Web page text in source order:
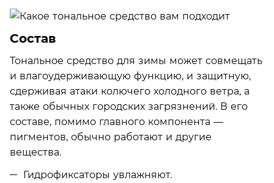
Состав
Тональное средство для зимы может совмещать
и влагоудерживающую функцию, и защитную,
сдерживая атаки колючего холодного ветра, а
также обычных городских загрязнений. В его
составе, помимо главного компонента —
пигментов, обычно работают и другие
вещества.
Гидрофиксаторы увлажняют.